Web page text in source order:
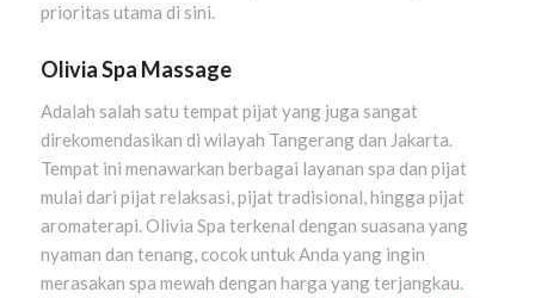
prioritas utama di sini.
Olivia Spa Massage
Adalah salah satu tempat pijat yang juga sangat
direkomendasikan di wilayah Tangerang dan Jakarta.
Tempat ini menawarkan berbagai layanan spa dan pijat
mulai dari pijat relaksasi, pijat tradisional, hingga pijat
aromaterapi. Olivia Spa terkenal dengan suasana yang
nyaman dan tenang, cocok untuk Anda yang ingin
merasakan spa mewah dengan harga yang terjangkau.